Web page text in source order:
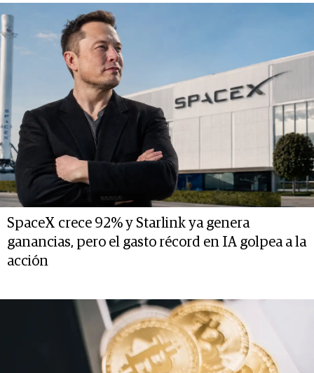
SpaceX crece 92% y Starlink ya genera
ganancias, pero el gasto récord en IA golpea a la
acción